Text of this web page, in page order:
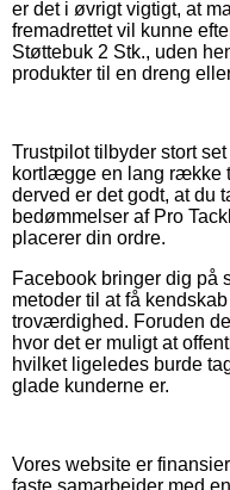
er det i øvrigt vigtigt, at
fremadrettet vil kunne
Støttebuk 2 Stk., uden
produkter til en dreng
Trustpilot tilbyder stort
kortlægge en lang række
derved er det godt, at du
bedømmelser af Pro
placerer din ordre.
Facebook bringer dig på
metoder til at få
troværdighed. Foruden
hvor det er muligt at
hvilket ligeledes burde
glade kunderne er.
Vores website er
faste samarbejder med